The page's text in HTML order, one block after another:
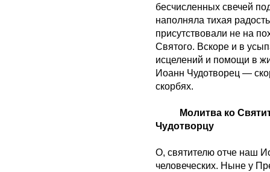
бесчисленных свечей
наполняла тихая
присутствовали не на
Святого. Вскоре и в
исцелений и помощи в
Иоанн Чудотворец —
скорбях.
Молитва ко
Чудотворцу
О, святителю отче наш
человеческих. Ныне у